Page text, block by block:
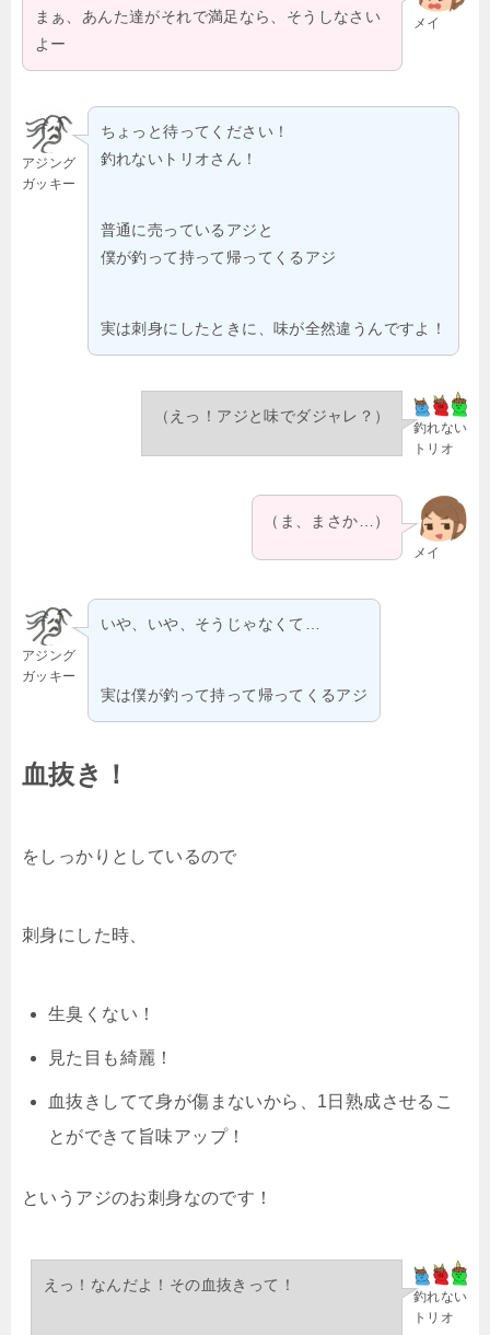
メイ
まぁ、あんた達がそれで満足なら、そうしなさい
よー
アジング
ガッキー
ちょっと待ってください！
釣れないトリオさん！
普通に売っているアジと
僕が釣って持って帰ってくるアジ
実は刺身にしたときに、味が全然違うんですよ！
釣れない
トリオ
（えっ！アジと味でダジャレ？）
メイ
（ま、まさか…）
アジング
ガッキー
いや、いや、そうじゃなくて…
実は僕が釣って持って帰ってくるアジ
血抜き！
をしっかりとしているので
刺身にした時、
生臭くない！
見た目も綺麗！
血抜きしてて身が傷まないから、1日熟成させるこ
とができて旨味アップ！
というアジのお刺身なのです！
釣れない
トリオ
えっ！なんだよ！その血抜きって！